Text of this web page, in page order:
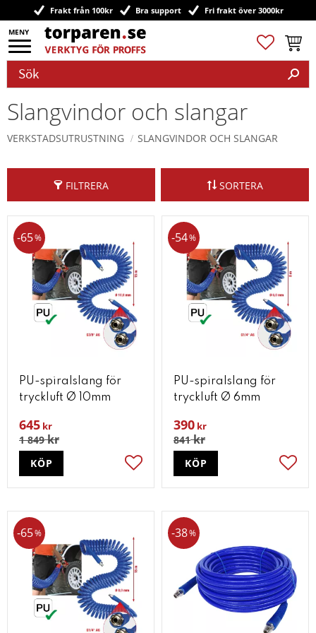
Meny
Frakt från 100kr Bra support Fri frakt över 3000kr
Favoriter
Slangvindor och slangar
VERKSTADSUTRUSTNING SLANGVINDOR OCH SLANGAR
FILTRERA SORTERA
PU-spiralslang för
tryckluft Ø 10mm
645 kr
1 849kr
65%
Lägg till i favoriter
KÖP
PU-spiralslang för
tryckluft Ø 6mm
390 kr
841kr
54%
KÖP
65% 38%